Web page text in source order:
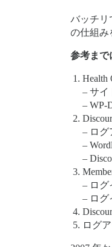
バッチリ
の仕組み
参考まで
Health
– サイ
– WP-
– ログ
–
–
– ログ
– ログ
ログ